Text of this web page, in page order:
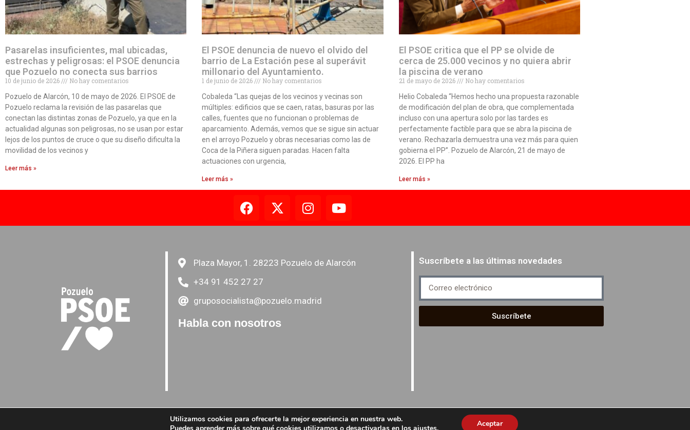
Pasarelas insuficientes, mal ubicadas,
estrechas y peligrosas: el PSOE denuncia
que Pozuelo no conecta sus barrios
10 de junio de 2026
No hay comentarios
Pozuelo de Alarcón, 10 de mayo de 2026. El PSOE de
Pozuelo reclama la revisión de las pasarelas que
conectan las distintas zonas de Pozuelo, ya que en la
actualidad algunas son peligrosas, no se usan por estar
lejos de los puntos de cruce o que su diseño dificulta la
movilidad de los vecinos y
Leer más »
El PSOE denuncia de nuevo el olvido del
barrio de La Estación pese al superávit
millonario del Ayuntamiento.
1 de junio de 2026
No hay comentarios
Cobaleda “Las quejas de los vecinos y vecinas son
múltiples: edificios que se caen, ratas, basuras por las
calles, fuentes que no funcionan o problemas de
aparcamiento. Además, vemos que se sigue sin actuar
en el arroyo Pozuelo y obras necesarias como las de
Coca de la Piñera siguen paradas. Hacen falta
actuaciones con urgencia,
Leer más »
El PSOE critica que el PP se olvide de
cerca de 25.000 vecinos y no quiera abrir
la piscina de verano
21 de mayo de 2026
No hay comentarios
Helio Cobaleda “Hemos hecho una propuesta razonable
de modificación del plan de obra, que complementada
incluso con una apertura solo por las tardes es
perfectamente factible para que se abra la piscina de
verano. Rechazarla demuestra una vez más para quien
gobierna el PP”. Pozuelo de Alarcón, 21 de mayo de
2026. El PP ha
Leer más »
Plaza Mayor, 1. 28223 Pozuelo de Alarcón
+34 91 452 27 27
gruposocialista@pozuelo.madrid
Habla con nosotros
Suscríbete a las últimas novedades
Suscríbete
Utilizamos cookies para ofrecerte la mejor experiencia en nuestra web.
Aceptar